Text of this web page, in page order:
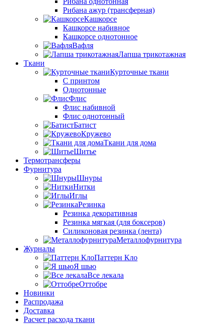
Рибана ажур (трансферная)
Кашкорсе
Кашкорсе набивное
Кашкорсе однотонное
Вафля
Лапша трикотажная
Ткани
Курточные ткани
С принтом
Однотонные
Флис
Флис набивной
Флис однотонный
Батист
Кружево
Ткани для дома
Шитье
Термотрансферы
Фурнитура
Шнуры
Нитки
Иглы
Резинка
Резинка декоративная
Резинка мягкая (для боксеров)
Силиконовая резинка (лента)
Металлофурнитура
Журналы
Паттерн Кло
Я шью
Все лекала
Оттобре
Новинки
Распродажа
Доставка
Расчет расхода ткани